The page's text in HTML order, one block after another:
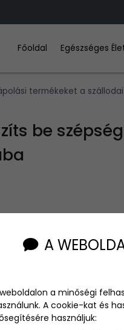
Főoldal Egészséges
termékeket a
be
hogy vendégeid
A
a minőségi
A cookie-kat és
használjuk: